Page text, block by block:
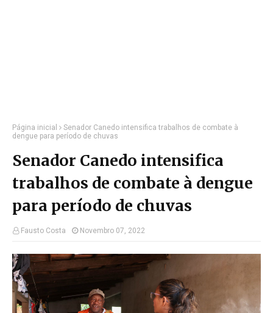
Página inicial
Senador Canedo intensifica trabalhos de combate à
dengue para período de chuvas
Senador Canedo intensifica
trabalhos de combate à dengue
para período de chuvas
Fausto Costa Novembro 07, 2022